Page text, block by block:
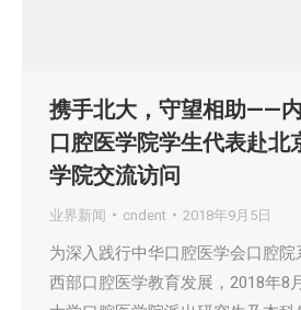
携手北大，守望相助——
口腔医学院学生代表赴北
学院交流访问
业界新闻 cndent 2018年9月5日
为深入践行中华口腔医学会口腔
西部口腔医学教育发展，2018年8